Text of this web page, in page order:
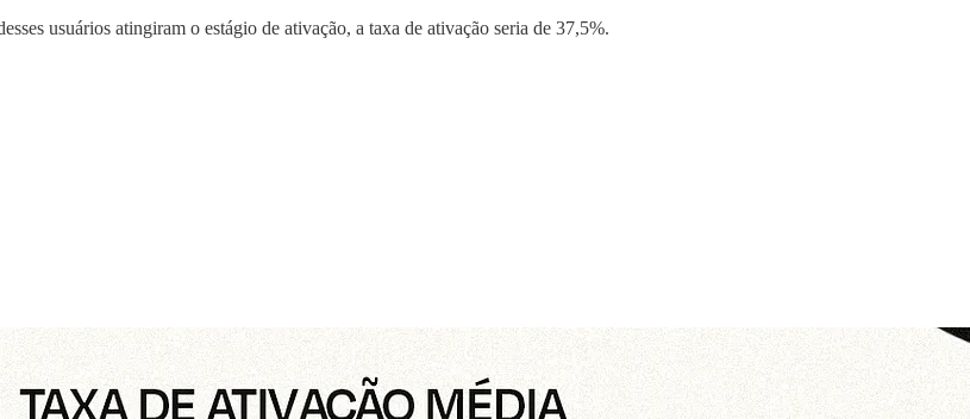
usuários atingiram o estágio de ativação, a taxa de ativação seria de 37,5%.